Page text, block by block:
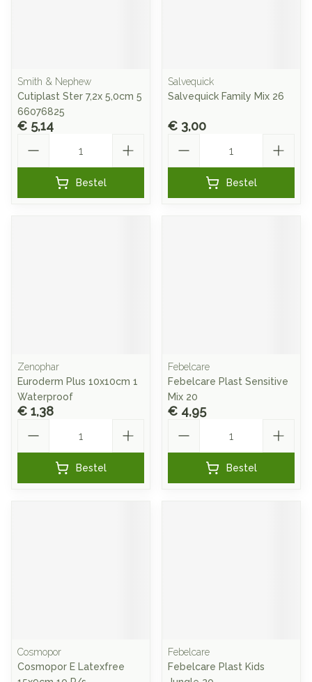
Smith & Nephew
Cutiplast Ster 7,2x 5,0cm 5
66076825
€ 5,14
Bestel
Salvequick
Salvequick Family Mix 26
€ 3,00
Bestel
Zenophar
Euroderm Plus 10x10cm 1
Waterproof
€ 1,38
Bestel
Febelcare
Febelcare Plast Sensitive
Mix 20
€ 4,95
Bestel
Cosmopor
Cosmopor E Latexfree
Febelcare
Febelcare Plast Kids